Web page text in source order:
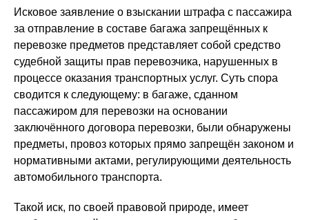
Исковое заявление о взыскании штрафа с пассажира
за отправление в составе багажа запрещённых к
перевозке предметов представляет собой средство
судебной защиты прав перевозчика, нарушенных в
процессе оказания транспортных услуг. Суть спора
сводится к следующему: в багаже, сданном
пассажиром для перевозки на основании
заключённого договора перевозки, были обнаружены
предметы, провоз которых прямо запрещён законом и
нормативными актами, регулирующими деятельность
автомобильного транспорта.
Такой иск, по своей правовой природе, имеет